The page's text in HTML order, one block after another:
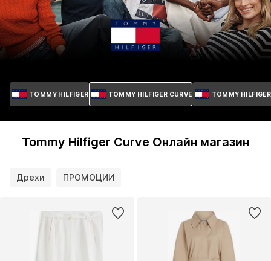
TOMMY HILFIGER TOMMY HILFIGER CURVE TOMMY
Tommy Hilfiger Curve Онлайн магазин
Дрехи ПРОМОЦИИ